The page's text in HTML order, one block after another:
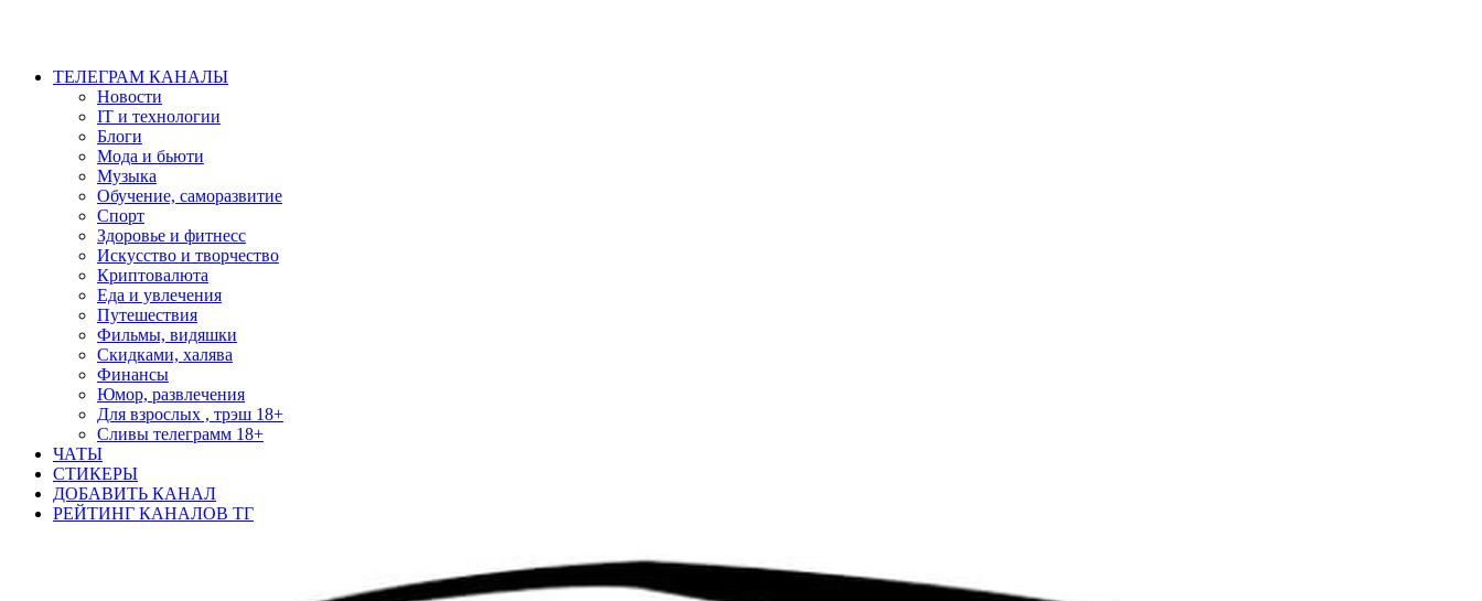
ТЕЛЕГРАМ КАНАЛЫ
Новости
IT и технологии
Блоги
Мода и бьюти
Музыка
Обучение, саморазвитие
Спорт
Здоровье и фитнесс
Искусство и творчество
Криптовалюта
Еда и увлечения
Путешествия
Фильмы, видяшки
Скидками, халява
Финансы
Юмор, развлечения
Для взрослых , трэш 18+
Сливы телеграмм 18+
ЧАТЫ
СТИКЕРЫ
ДОБАВИТЬ КАНАЛ
РЕЙТИНГ КАНАЛОВ ТГ